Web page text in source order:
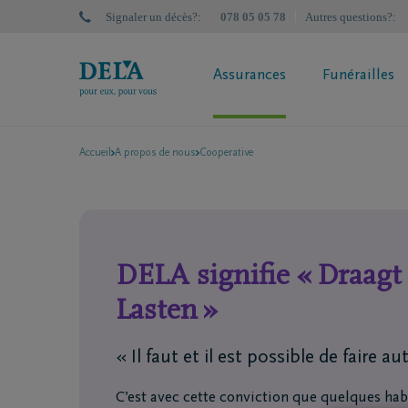
Signaler un décès?: 078 05 05 78 Autres questions?:
Assurances Funérailles
police en ligne
Assurance obsèques? Faites le test
Accueil A propos de nous Cooperative
DELA signifie «
Lasten »
« Il faut et il est possible de faire
C’est avec cette conviction que quelques